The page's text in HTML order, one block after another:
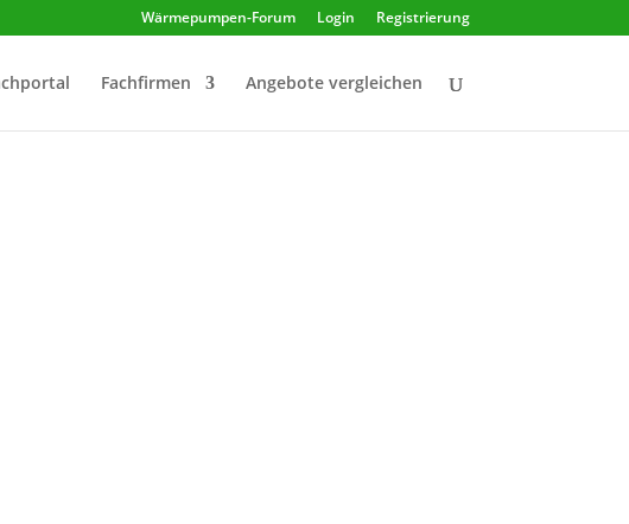
Wärmepumpen-Forum Login Registrierung
Fachfirmen Angebote vergleichen